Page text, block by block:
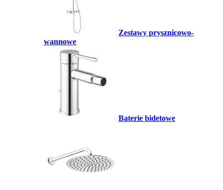
Zestawy prysznicowo-
wannowe
Baterie bidetowe